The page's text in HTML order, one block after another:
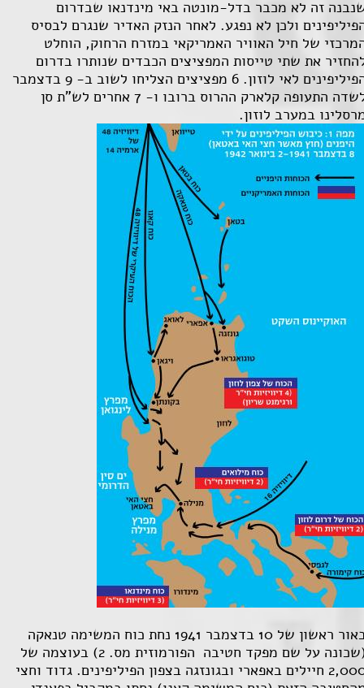
זה לא מכבר בדל-מונטה באי מינדנאו שבדרום
ולכן לא נפגע. לאחר הנזק האדיר שנגרם לבסיס
של חיל האוויר האמריקאי במזרח הרחוק, הוחלט
את שתי טייסות המפציצים הכבדים שנותרו בדרום
הפיליפינים לאי לוזון. 6 מפציצים הצליחו לשוב ב- 9 בדצמבר
לשדה התעופה קלארק ההרוס ברובו ו- 7 אחרים לש"ת סן
במערב לוזון.
באור ראשון של 10 בדצמבר 1941 נחת כוח המשימה טנאקה
(שכונה על שם מפקד חטיבה הפורמוזית מס. 2) בעוצמה של
2,000 חיילים באפארי ובגונזגה בצפון הפיליפינים. גדוד וחצי